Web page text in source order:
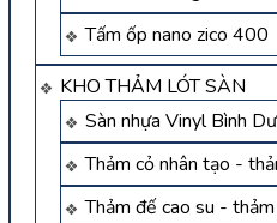
Tấm ốp nano zico 400
KHO THẢM LÓT SÀN
Sàn nhựa Vinyl Bình
Thảm cỏ nhân tạo -
Thảm đế cao su -